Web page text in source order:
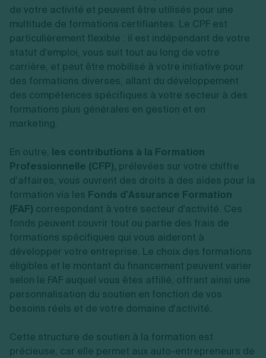
de votre activité et peuvent être utilisés pour une
multitude de formations certifiantes. Le CPF est
particulièrement flexible : il est indépendant de votre
statut d'emploi, vous suit tout au long de votre
carrière, et peut être mobilisé à votre initiative pour
des formations diverses, allant du développement
des compétences spécifiques à votre secteur à des
formations plus générales en gestion et en
marketing.
En outre, les contributions à la Formation
Professionnelle (CFP), prélevées sur votre chiffre
d’affaires, vous ouvrent des droits à des aides pour la
formation via les Fonds d’Assurance Formation
(FAF) correspondant à votre secteur d'activité. Ces
fonds peuvent couvrir tout ou partie des frais de
formations spécifiques qui vous aideront à
développer votre entreprise. Le choix des formations
éligibles et le montant du financement peuvent varier
selon le FAF auquel vous êtes affilié, offrant ainsi une
personnalisation du soutien en fonction de vos
besoins réels et de votre domaine d'activité.
Cette structure de soutien à la formation est
précieuse, car elle permet aux auto-entrepreneurs de